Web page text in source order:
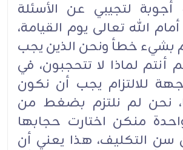
لتجيبي عن الأسئلة
الله تعالى يوم القيامة،
بشيء خطأ ونحن الذين يجب
لماذا لا تتحجبون، في
للالتزام يجب أن نكون
نحن لم نلتزم بضغط من
منكن اختارت حجابها
سن التكليف، هذا يعني أن